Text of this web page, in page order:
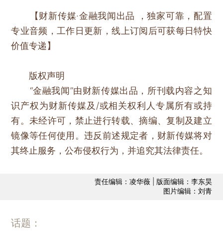
【财新传媒·金融我闻出品 ，独家可靠，配置
专业音频，工作日更新，线上订阅后可获每日特快
价值专递】
版权声明
“金融我闻”由财新传媒出品，所刊载内容之知
识产权为财新传媒及/或相关权利人专属所有或持
有。未经许可，禁止进行转载、摘编、复制及建立
镜像等任何使用。违反前述规定者，财新传媒将对
其终止服务，公布侵权行为，并追究其法律责任。
责任编辑：凌华薇 | 版面编辑：李东昊
图片编辑：刘青
话题：